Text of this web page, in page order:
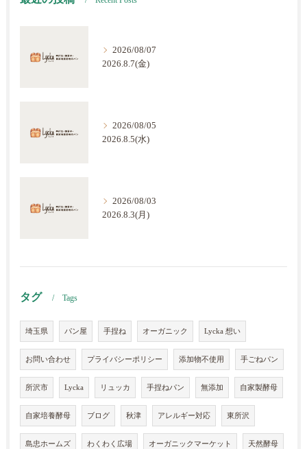
2026/08/07
2026.8.7(金)
2026/08/05
2026.8.5(水)
2026/08/03
2026.8.3(月)
タグ Tags
埼玉県 パン屋 手捏ね オーガニック Lycka 想い
お問い合わせ プライバシーポリシー 添加物不使用 手ごねパン
所沢市 Lycka リュッカ 手捏ねパン 無添加 自家製酵母
自家培養酵母 ブログ 秋津 アレルギー対応 東所沢
島忠ホームズ わくわく広場 オーガニックマーケット 天然酵母